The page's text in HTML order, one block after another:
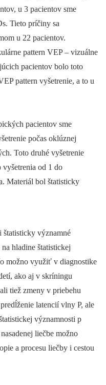
u 3 pacientov sme
Tieto príčiny sa
u 22 pacientov.
pattern VEP –⁠ vizuálne
pacientov bolo toto
pattern vyšetrenie, a to u
pacientov sme
počas oklúznej
Toto druhé vyšetrenie
od 1 do
Materiál bol štatisticky
štatisticky významné
hladine štatistickej
možno využiť v diagnostike
ako aj v skríningu
tiež zmeny v priebehu
latencií vlny P, ale
významnosti p
liečbe možno
a procesu liečby i cestou